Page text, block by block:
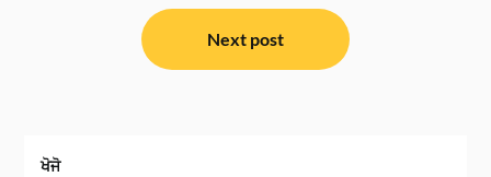
Next post
ਖੋਜੋ